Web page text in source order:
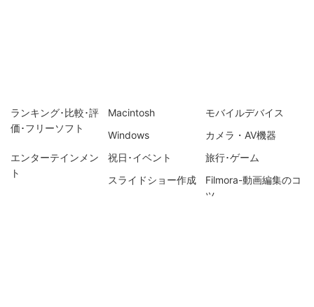
ランキング･比較･評
価･フリーソフト
Macintosh
モバイルデバイス
Windows
カメラ・AV機器
エンターテインメン
ト
祝日･イベント
旅行･ゲーム
スライドショー作成
Filmora-動画編集のコ
ツ